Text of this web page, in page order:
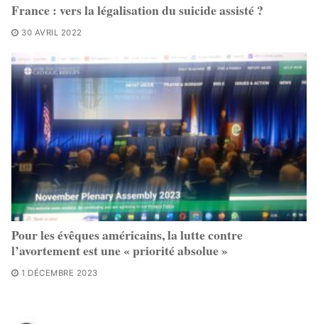
France : vers la légalisation du suicide assisté ?
30 AVRIL 2022
Pour les évêques américains, la lutte contre
l’avortement est une « priorité absolue »
1 DÉCEMBRE 2023